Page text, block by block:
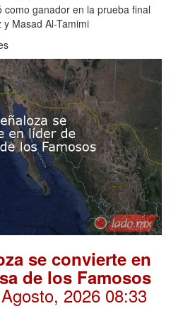
como ganador en la prueba final
Masad Al-Tamimi
se convierte en
de los Famosos
2026 08:33